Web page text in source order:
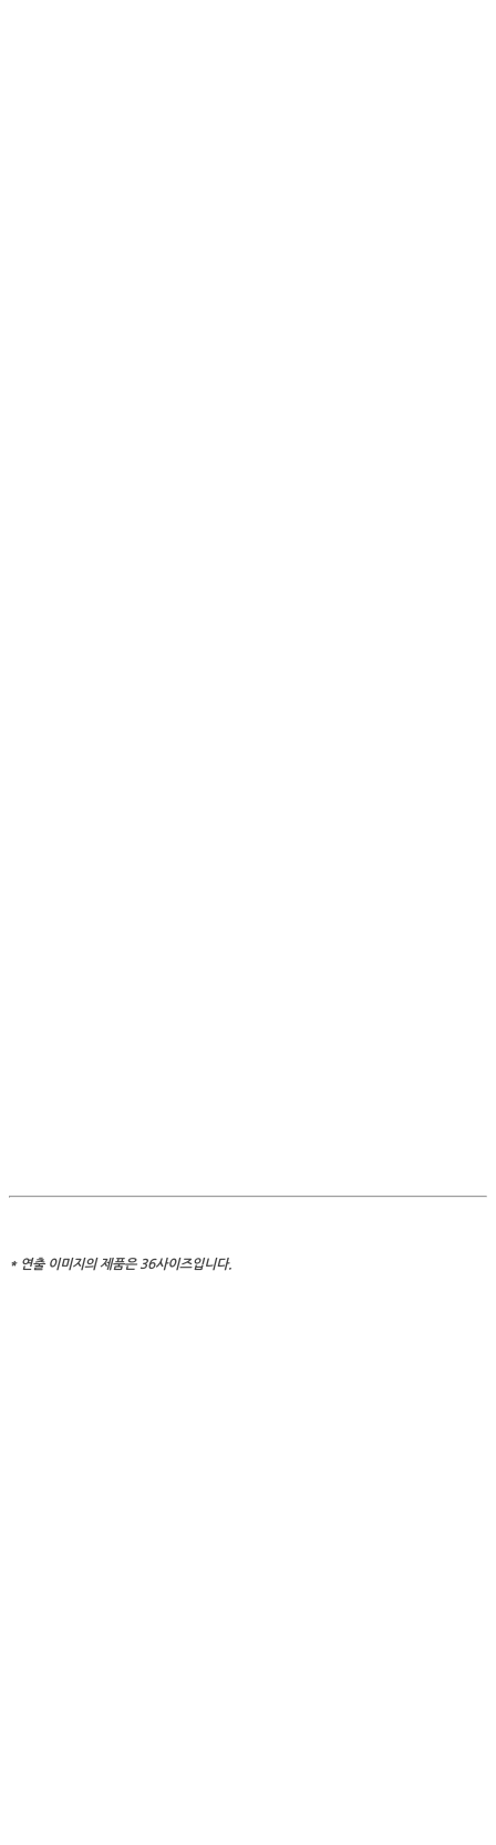
* 연출 이미지의 제품은 36사이즈입니다.